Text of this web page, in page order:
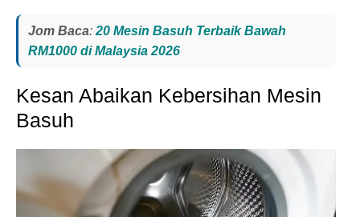
Jom Baca: 20 Mesin Basuh Terbaik Bawah
RM1000 di Malaysia 2026
Kesan Abaikan Kebersihan Mesin
Basuh